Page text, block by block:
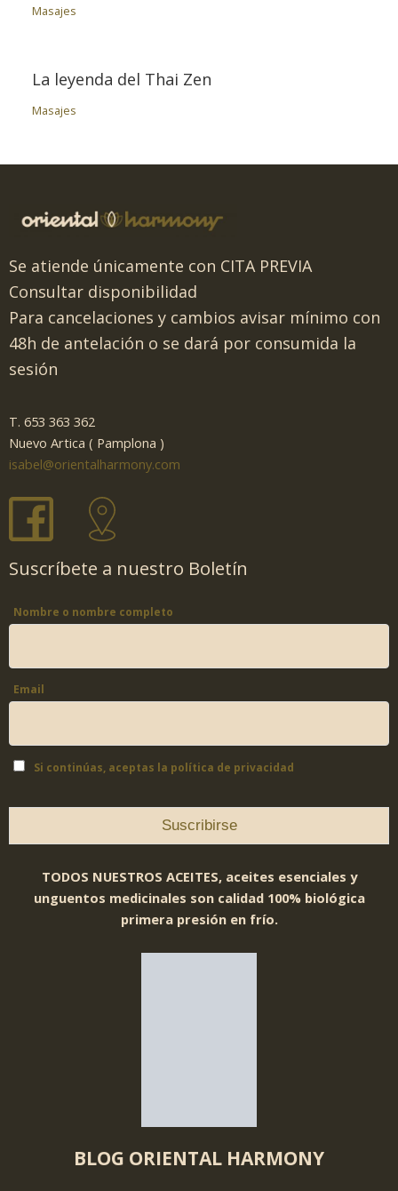
Masajes
La leyenda del Thai Zen
Masajes
Se atiende únicamente con CITA PREVIA
Consultar disponibilidad
Para cancelaciones y cambios avisar mínimo con
48h de antelación o se dará por consumida la
sesión
T. 653 363 362
Nuevo Artica ( Pamplona )
isabel@orientalharmony.com
Suscríbete a nuestro Boletín
Nombre o nombre completo
Email
Si continúas, aceptas la política de privacidad
TODOS NUESTROS ACEITES, aceites esenciales y
unguentos medicinales son calidad 100% biológica
primera presión en frío.
BLOG ORIENTAL HARMONY